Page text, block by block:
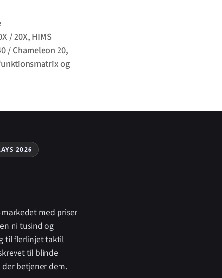
/ 20X, HIMS
/ Chameleon 20,
og
2026
med priser
ni tusind og
til flerlinjet taktil
til blinde
betjener dem.